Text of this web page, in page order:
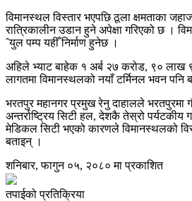
विमानस्थल विस्तार भएपछि ठूला क्षमताका
रात्रिकालीन उडान हुने अपेक्षा गरिएको छ ।
ˆयुल पम्प यहीँ निर्माण हुनेछ ।
अहिले भ्याट बाहेक १ अर्ब २७ करोड, ९० लाख
लागतमा विमानस्थलको नयाँ टर्मिनल भवन पनि
भरतपुर महानगर प्रमुख रेनु दाहालले भरतपुरमा
अन्तर्राष्ट्रिय सिटी हल, देशकै तेस्रो पर्यटकीय
मेडिकल सिटी भएको कारणले विमानस्थलको
बताइन् ।
शनिबार, फागुन ०५, २०८० मा प्रकाशित
तपाईको प्रतिक्रिया